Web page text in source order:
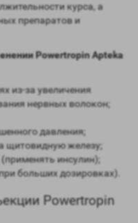
курса, а
препаратов и
Powertropin Apteka
из-за увеличения
нервных волокон;
давления;
щитовидную железу;
инсулин);
больших дозировках).
Powertropin